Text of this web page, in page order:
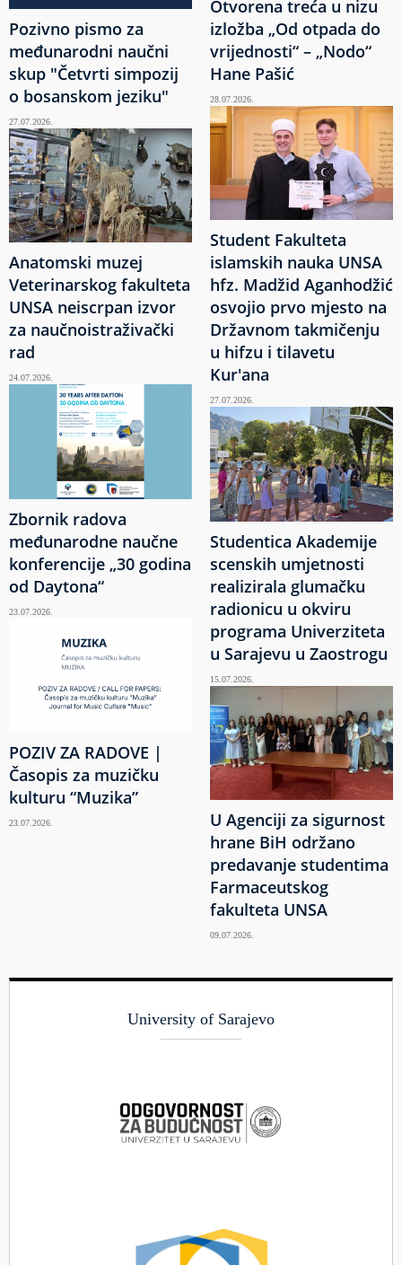
Pozivno pismo za
međunarodni naučni
skup "Četvrti simpozij
o bosanskom jeziku"
27.07.2026.
Anatomski muzej
Veterinarskog fakulteta
UNSA neiscrpan izvor
za naučnoistraživački
rad
24.07.2026.
Zbornik radova
međunarodne naučne
konferencije „30 godina
od Daytona“
23.07.2026.
POZIV ZA RADOVE |
Časopis za muzičku
kulturu “Muzika”
23.07.2026.
Otvorena treća u nizu
izložba „Od otpada do
vrijednosti“ – „Nodo“
Hane Pašić
28.07.2026.
Student Fakulteta
islamskih nauka UNSA
hfz. Madžid Aganhodžić
osvojio prvo mjesto na
Državnom takmičenju
u hifzu i tilavetu
Kur'ana
27.07.2026.
Studentica Akademije
scenskih umjetnosti
realizirala glumačku
radionicu u okviru
programa Univerziteta
u Sarajevu u Zaostrogu
15.07.2026.
U Agenciji za sigurnost
hrane BiH održano
predavanje studentima
Farmaceutskog
fakulteta UNSA
09.07.2026.
University of Sarajevo